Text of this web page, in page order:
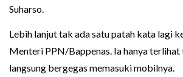
Suharso.
Lebih lanjut tak ada satu patah kata lagi
Menteri PPN/Bappenas. Ia hanya terlihat
langsung bergegas memasuki mobilnya.